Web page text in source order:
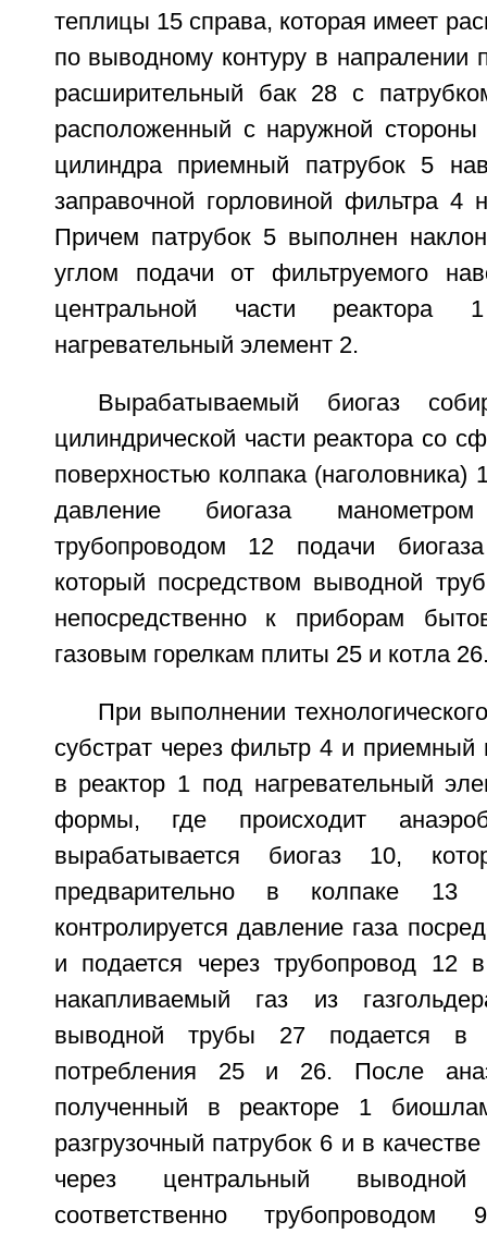
теплицы 15 справа, которая имеет
по выводному контуру в напралении
расширительный бак 28 с
расположенный с наружной
цилиндра приемный патрубок 5
заправочной горловиной фильтра 4
Причем патрубок 5 выполнен
углом подачи от фильтруемого
центральной части реактора
нагревательный элемент 2.
Вырабатываемый биогаз
цилиндрической части реактора со
поверхностью колпака (наголовника)
давление биогаза
трубопроводом 12 подачи
который посредством выводной
непосредственно к приборам
газовым горелкам плиты 25 и котла
При выполнении
субстрат через фильтр 4 и приемный
в реактор 1 под нагревательный
формы, где происходит
вырабатывается биогаз 10,
предварительно в колпаке 13
контролируется давление газа
и подается через трубопровод 12
накапливаемый газ из
выводной трубы 27 подается в
потребления 25 и 26. После
полученный в реакторе 1
разгрузочный патрубок 6 и в
через центральный
соответственно